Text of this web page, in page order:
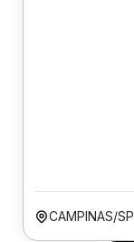
CAMPINAS/SP